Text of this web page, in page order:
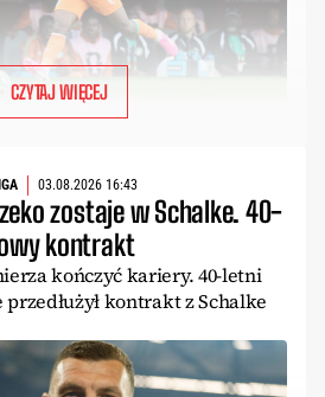
CZYTAJ WIĘCEJ
03.08.2026 16:43
zostaje w Schalke. 40-
kontrakt
kończyć kariery. 40-letni
kontrakt z Schalke